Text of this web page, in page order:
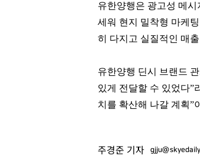
박종문
[관련 기사]
[
유한양행은 광고성 메
세워 현지 밀착형 마케
히 다지고 실질적인 매
유한양행 딘시 브랜드
있게 전달할 수 있었다”
치를 확산해 나갈 계획”
주경준 기자